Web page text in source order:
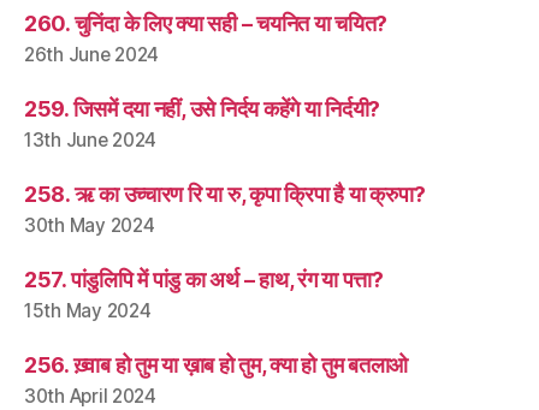
260. चुनिंदा के लिए क्या सही – चयनित या चयित?
26th June 2024
259. जिसमें दया नहीं, उसे निर्दय कहेंगे या निर्दयी?
13th June 2024
258. ऋ का उच्चारण रि या रु, कृपा क्रिपा है या क्रुपा?
30th May 2024
257. पांडुलिपि में पांडु का अर्थ – हाथ, रंग या पत्ता?
15th May 2024
256. ख़्वाब हो तुम या ख़ाब हो तुम, क्या हो तुम बतलाओ
30th April 2024